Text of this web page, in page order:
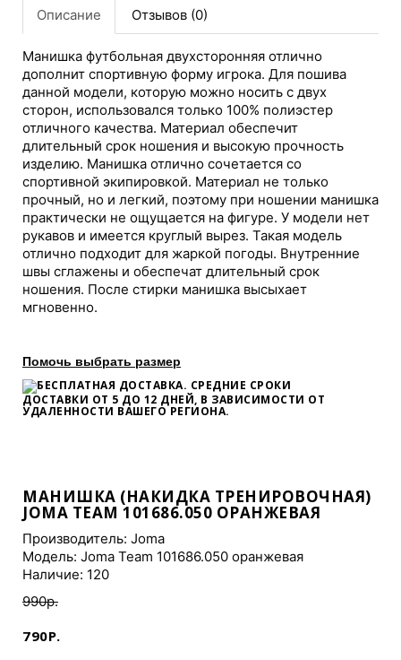
Описание Отзывов (0)
Манишка футбольная двухсторонняя отлично
дополнит спортивную форму игрока. Для пошива
данной модели, которую можно носить с двух
сторон, использовался только 100% полиэстер
отличного качества. Материал обеспечит
длительный срок ношения и высокую прочность
изделию. Манишка отлично сочетается со
спортивной экипировкой. Материал не только
прочный, но и легкий, поэтому при ношении манишка
практически не ощущается на фигуре. У модели нет
рукавов и имеется круглый вырез. Такая модель
отлично подходит для жаркой погоды. Внутренние
швы сглажены и обеспечат длительный срок
ношения. После стирки манишка высыхает
мгновенно.
Помочь выбрать размер
БЕСПЛАТНАЯ ДОСТАВКА. СРЕДНИЕ СРОКИ
ДОСТАВКИ ОТ 5 ДО 12 ДНЕЙ, В ЗАВИСИМОСТИ ОТ
УДАЛЕННОСТИ ВАШЕГО РЕГИОНА.
МАНИШКА (НАКИДКА ТРЕНИРОВОЧНАЯ)
JOMA TEAM 101686.050 ОРАНЖЕВАЯ
Производитель: Joma
Модель: Joma Team 101686.050 оранжевая
Наличие: 120
990р.
790Р.